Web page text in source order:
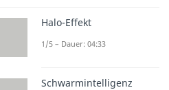
Halo-Effekt
1/5 – Dauer: 04:33
Schwarmintelligenz